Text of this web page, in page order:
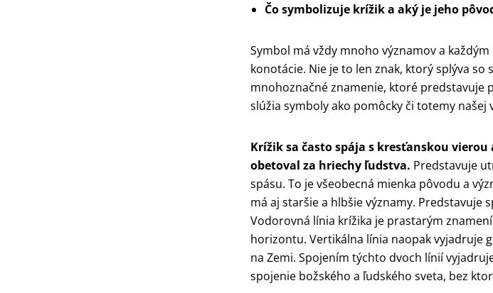
Čo symbolizuje krížik a aký je jeho
Symbol má vždy mnoho významov a
konotácie. Nie je to len znak, ktorý splýva so
mnohoznačné znamenie, ktoré predstavuje
slúžia symboly ako pomôcky či totemy našej
Krížik sa často spája s kresťanskou
obetoval za hriechy ľudstva. Predstavuje
spásu. To je všeobecná mienka pôvodu a
má aj staršie a hlbšie významy. Predstavuje
Vodorovná línia krížika je prastarým
horizontu. Vertikálna línia naopak vyjadruje
na Zemi. Spojením týchto dvoch línií
spojenie božského a ľudského sveta, bez